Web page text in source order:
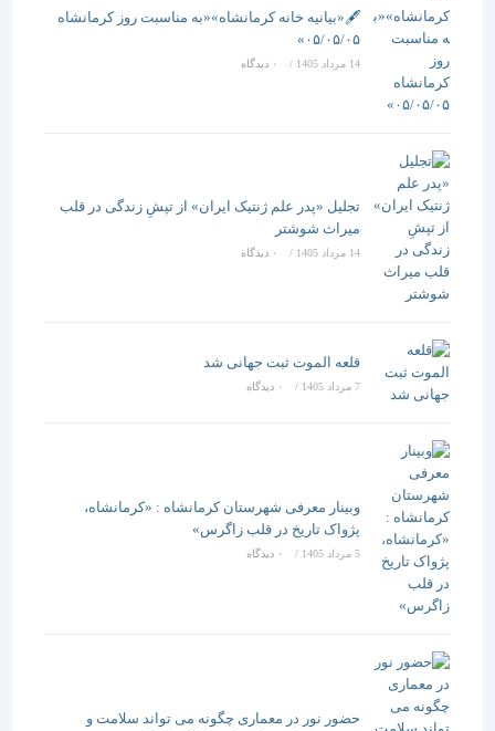
🖋️«بیانیه خانه کرمانشاه»«به مناسبت روز کرمانشاه
۰۵/۰۵/۰۵»
/ ۰ دیدگاه
تجلیل «پدر علم ژنتیک ایران» از تپشِ زندگی در قلب
میراث شوشتر
14 مرداد 1405 / ۰ دیدگاه
قلعه الموت ثبت جهانی شد
/ ۰ دیدگاه
وبینار معرفی شهرستان کرمانشاه : «کرمانشاه،
پژواک تاریخ در قلب زاگرس»
5 مرداد 1405 / ۰ دیدگاه
حضور نور در معماری چگونه می تواند سلامت و